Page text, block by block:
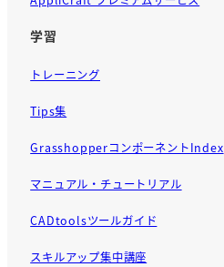
学習
トレーニング
Tips集
GrasshopperコンポーネントIndex
マニュアル・チュートリアル
CADtoolsツールガイド
スキルアップ集中講座